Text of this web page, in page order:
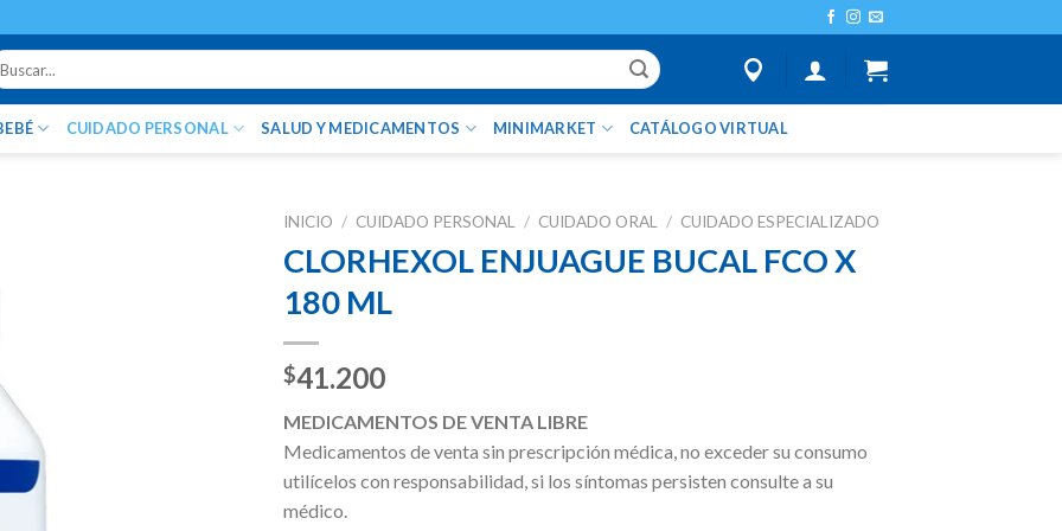
CUIDADO PERSONAL SALUD Y MEDICAMENTOS MINIMARKET CATÁLOGO VIRTUAL
INICIO / CUIDADO PERSONAL / CUIDADO ORAL / CUIDADO ESPECIALIZADO
CLORHEXOL ENJUAGUE BUCAL FCO X
180 ML
$41.200
MEDICAMENTOS DE VENTA LIBRE
Medicamentos de venta sin prescripción médica, no exceder su consumo
utilícelos con responsabilidad, si los síntomas persisten consulte a su
médico.